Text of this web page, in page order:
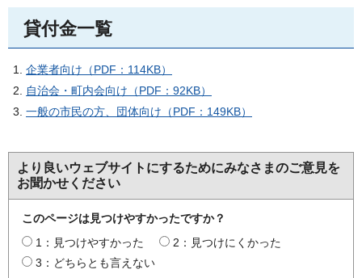
貸付金一覧
企業者向け（PDF：114KB）
自治会・町内会向け（PDF：92KB）
一般の市民の方、団体向け（PDF：149KB）
より良いウェブサイトにするためにみなさまのご意見を
お聞かせください
このページは見つけやすかったですか？
1：見つけやすかった
2：見つけにくかった
3：どちらとも言えない